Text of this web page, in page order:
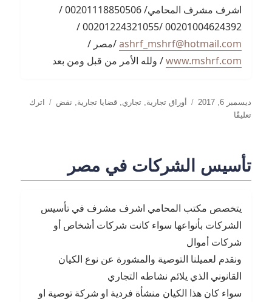
اشرف مشرف المحامي/ 00201118850506 /
00201004624392 /00201224321055 /
ashrf_mshrf@hotmail.com/مصر /
www.mshrf.com/ ولله الأمر من قبل ومن بعد
نُشرت
في
ديسمبر 6, 2017 التصنيفات
أوراق تجارية ,تجاري ,قضايا تجارية نقض
اترك
تعليقًا
تأسيس الشركات في مصر
يتخصص مكتب المحامي اشرف مشرف في تأسيس
الشركات بأنواعها سواء كانت شركات أشخاص أو
شركات أموال
ونقدم لعميلنا التوصية والمشورة عن نوع الكيان
القانوني الذي يلائم نشاطه التجاري
سواء كان هذا الكيان منشأة فردية او شركة توصية او